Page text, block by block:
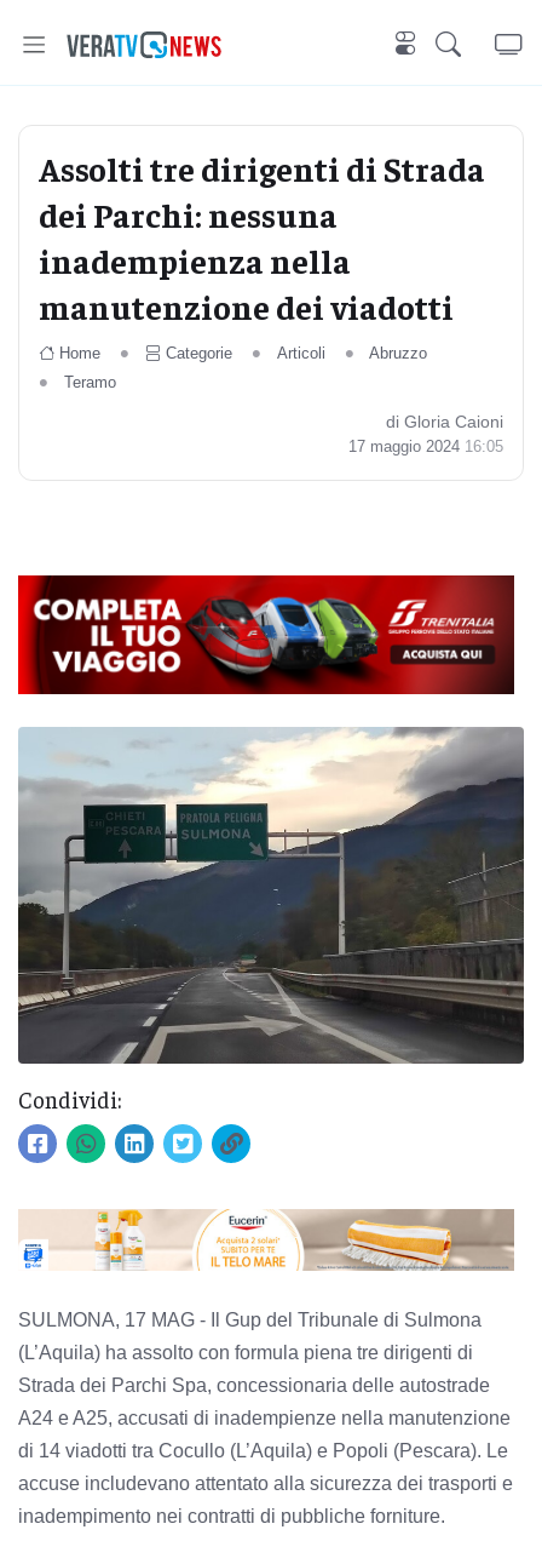
Assolti tre dirigenti di Strada
dei Parchi: nessuna
inadempienza nella
manutenzione dei viadotti
Home Categorie Articoli
Abruzzo
Teramo
di Gloria Caioni
17 maggio 2024 16:05
Condividi:
SULMONA, 17 MAG - Il Gup del Tribunale di Sulmona
(L’Aquila) ha assolto con formula piena tre dirigenti di
Strada dei Parchi Spa, concessionaria delle autostrade
A24 e A25, accusati di inadempienze nella manutenzione
di 14 viadotti tra Cocullo (L’Aquila) e Popoli (Pescara). Le
accuse includevano attentato alla sicurezza dei trasporti e
inadempimento nei contratti di pubbliche forniture.